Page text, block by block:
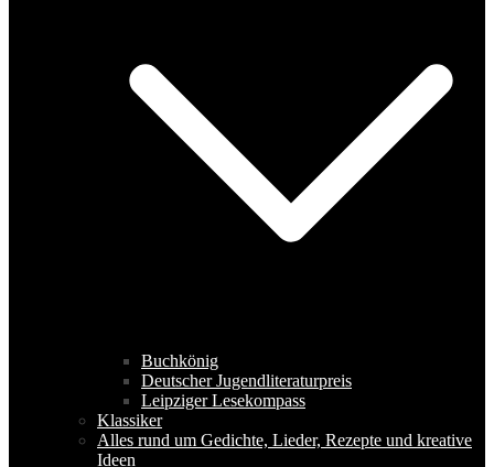
Buchkönig
Deutscher Jugendliteraturpreis
Leipziger Lesekompass
Klassiker
Alles rund um Gedichte, Lieder, Rezepte und kreative
Ideen